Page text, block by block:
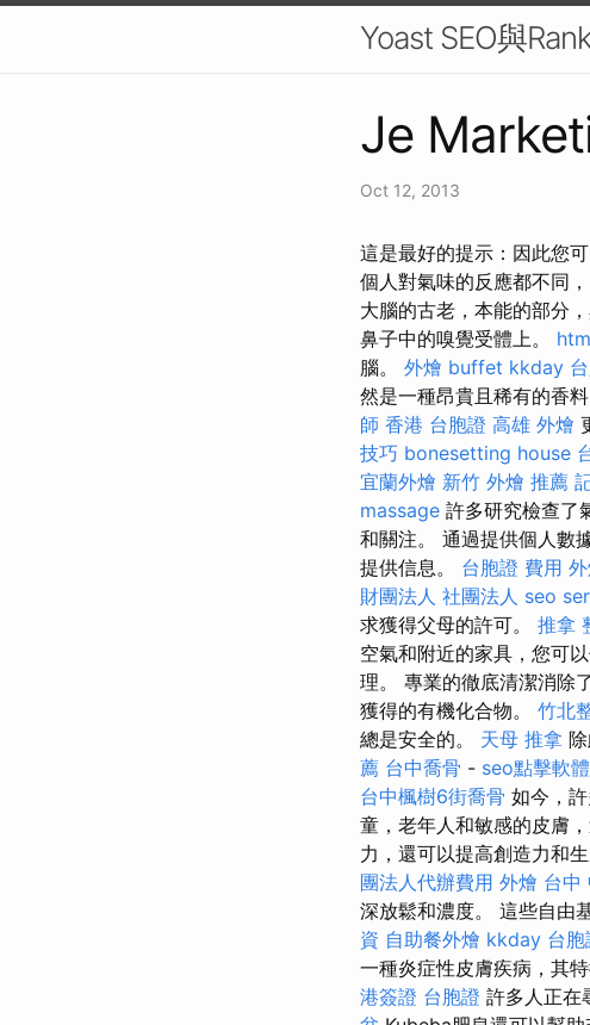
Yoast SEO與
Je
Oct 12, 2013
這是最好的提示：因此您
個人對氣味的反應都不同
大腦的古老，本能的部分
鼻子中的嗅覺受體上。
腦。 外燴 buffet kkday
然是一種昂貴且稀有的香
師 香港 台胞證 高雄 外燴
技巧 bonesetting house
宜蘭外燴 新竹 外燴 推薦
massage 許多研究檢查了
和關注。 通過提供個人數
提供信息。 台胞證 費用
財團法人 社團法人 seo
求獲得父母的許可。 推拿
空氣和附近的家具，您可
理。 專業的徹底清潔消除
獲得的有機化合物。 竹北
總是安全的。 天母 推拿
薦 台中喬骨 - seo點擊軟體
台中楓樹6街喬骨 如今，
童，老年人和敏感的皮膚
力，還可以提高創造力和
團法人代辦費用 外燴 台中
深放鬆和濃度。 這些自由
資 自助餐外燴 kkday 台胞
一種炎症性皮膚疾病，其
港簽證 台胞證 許多人正在